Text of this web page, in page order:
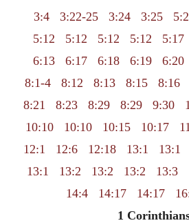
3:4
3:22-25 3:24 3:25 5:2
5:12
5:12 5:12 5:12 5:17
6:13
6:17 6:18 6:19 6:20
8:1-4
8:12 8:13 8:15 8:16
8:21
8:23 8:29 8:29 9:30
10:10
10:10 10:15 10:17
12:1
12:6 12:18 13:1 13:1
13:1
13:2 13:2 13:2 13:3
14:4
14:17 14:17
1